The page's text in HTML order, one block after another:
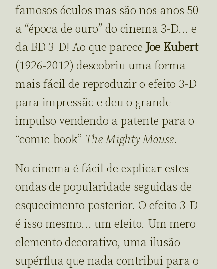
famosos óculos mas são nos anos 50
a “época de ouro” do cinema 3-D… e
da BD 3-D! Ao que parece Joe Kubert
(1926-2012) descobriu uma forma
mais fácil de reproduzir o efeito 3-D
para impressão e deu o grande
impulso vendendo a patente para o
“comic-book” The Mighty Mouse.
No cinema é fácil de explicar estes
ondas de popularidade seguidas de
esquecimento posterior. O efeito 3-D
é isso mesmo… um efeito. Um mero
elemento decorativo, uma ilusão
supérflua que nada contribui para o